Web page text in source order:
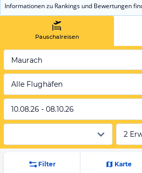
Informationen zu Rankings und Bewertungen
Pauschalreisen
Maurach
Alle Flughäfen
10.08.26 - 08.10.26
2
Filter Karte